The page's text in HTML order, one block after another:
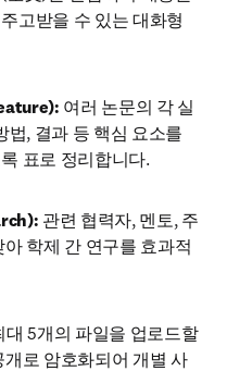
고받을 수 있는 대화형
여러 논문의 각 실
법, 결과 등 핵심 요소를
표로 정리합니다.
관련 협력자, 멘토, 주
학제 간 연구를 효과적
대 5개의 파일을 업로드할
로 암호화되어 개별 사